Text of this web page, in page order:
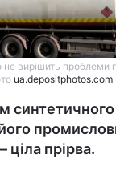
не вирішить проблеми
ua.depositphotos.com
синтетичного
його
прірва.